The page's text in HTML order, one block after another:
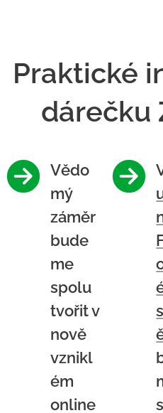
Praktické
dárečku
Vědo
mý
záměr
bude
me
spolu
tvořit v
nově
vznikl
ém
online